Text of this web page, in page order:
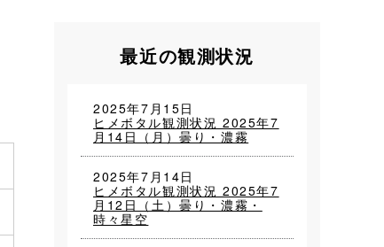
最近の観測状況
2025年7月15日
ヒメボタル観測状況 2025年7
月14日（月）曇り・濃霧
2025年7月14日
ヒメボタル観測状況 2025年7
月12日（土）曇り・濃霧・
時々星空